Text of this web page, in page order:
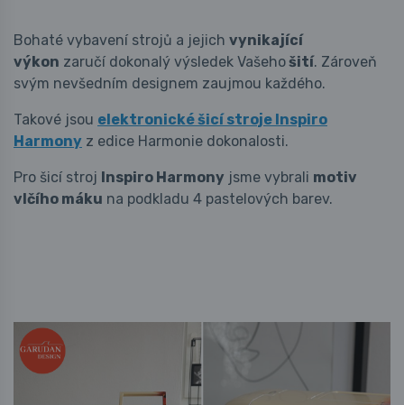
Bohaté vybavení strojů a jejich vynikající
výkon zaručí dokonalý výsledek Vašehošití. Zároveň
svým nevšedním designem zaujmou každého.
Takové jsou elektronické šicí stroje Inspiro
Harmony z edice Harmonie dokonalosti.
Pro šicí stroj Inspiro Harmony jsme vybrali motiv
vlčího máku na podkladu 4 pastelových barev.